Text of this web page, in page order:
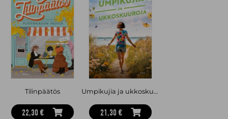
Ari Wahlstenon helsinkiläinen kirjailija, jonka rikosromaanien
tyyliä ja sanankäyttöä ovat sekä lukijat että arvostelijat
verranneet itsensä kovaksikeitetyn dekkarin mestarin Raymond
Chandlerin ilmaisutapaan.
Tilinpäätös
22,30 €
Umpikujia ja ukkoskuuroja
21,30 €